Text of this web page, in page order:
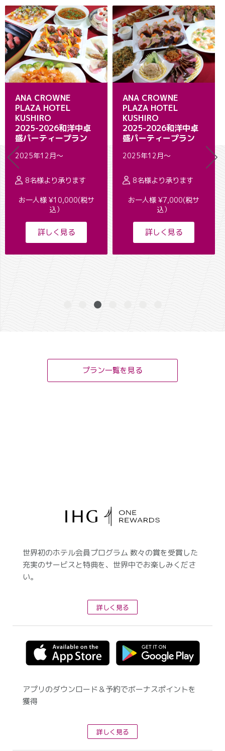
ANA CROWNE
PLAZA HOTEL
KUSHIRO
2025-2026和洋中卓
盛パーティープラン
2025年12月～
8名様より承ります
お一人様 ¥10,000(税サ
込）
詳しく見る
ANA CROWNE
PLAZA HOTEL
KUSHIRO
2025-2026和洋中卓
盛パーティープラン
2025年12月～
8名様より承ります
お一人様 ¥7,000(税サ
込）
詳しく見る
プラン一覧を見る
世界初のホテル会員プログラム 数々の賞を受賞した
充実のサービスと特典を、世界中でお楽しみくださ
い。
詳しく見る
アプリのダウンロード＆予約でボーナスポイントを
獲得
詳しく見る